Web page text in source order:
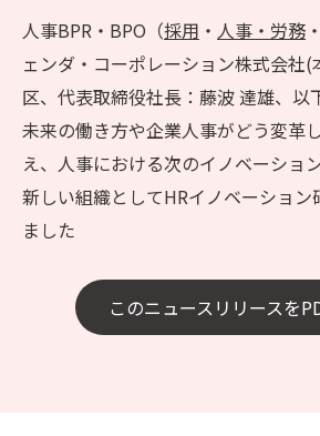
人事BPR・BPO（採用 ・ 人事・労務
ェンダ・コーポレーション株式会社(
区、代表取締役社長：藤波 達雄、以
未来の働き方や企業人事がどう変革
え、人事における次のイノベーショ
新しい組織としてHRイノベーション
ました
このニュースリリースを